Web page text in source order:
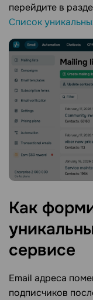
перейдите в
Список
Как
сервисе
Email адреса
подписчиков